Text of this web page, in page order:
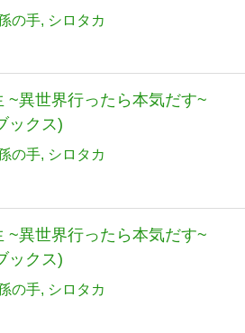
の手 シロタカ
~異世界行ったら本気だす~
ックス)
の手 シロタカ
~異世界行ったら本気だす~
ックス)
の手 シロタカ